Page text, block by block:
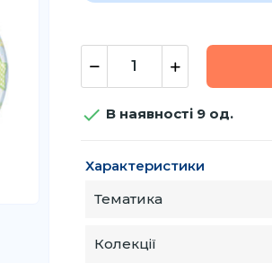
 В наявності 9 од.
Характеристики
Тематика
Колекції